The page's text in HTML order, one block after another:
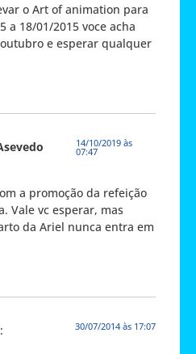
o Art of animation para
a 18/01/2015 voce acha
e esperar qualquer
14/10/2019 às
07:47
a promoção da refeição
Vale vc esperar, mas
da Ariel nunca entra em
30/07/2014 às 17:07